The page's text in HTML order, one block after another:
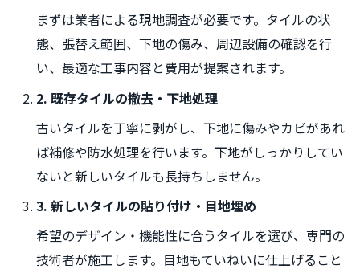
まずは業者による現地調査が必要です。タイルの状
態、張替え範囲、下地の傷み、周辺設備の確認を行
い、最適な工事内容と費用が提案されます。
2. 既存タイルの撤去・下地処理
古いタイルを丁寧に剥がし、下地に傷みやカビがあれ
ば補修や防水処理を行います。下地がしっかりしてい
ないと新しいタイルも長持ちしません。
3. 新しいタイルの貼り付け・目地埋め
希望のデザイン・機能性に合うタイルを選び、専門の
技術者が施工します。目地もていねいに仕上げること